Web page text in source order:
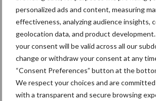
personalized ads and content, measuring
effectiveness, analyzing audience insights,
geolocation data, and product
your consent will be valid across all our
change or withdraw your consent at any
“Consent Preferences” button at the
We respect your choices and are
with a transparent and secure browsing
toegang tot marktinformatie en kunnen we
ik goed geïnformeerd ben, kan ik voeder op
door de benchmarking kan ik beter
aankopers.”
Paul Peeters was het alvast eens met Bart
“Optimalisatie moet deel uitmaken van elke
maar het mag geen doel op zich zijn.”